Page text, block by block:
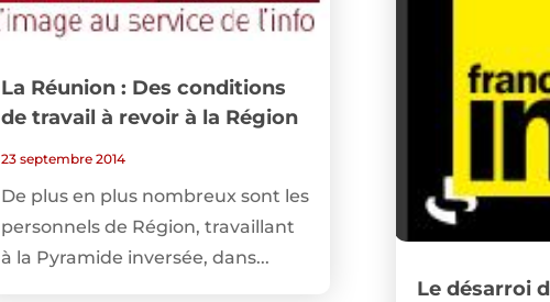
La Réunion : Des conditions
de travail à revoir à la Région
23 septembre 2014
De plus en plus nombreux sont les
personnels de Région, travaillant
à la Pyramide inversée, dans...
Le désarroi